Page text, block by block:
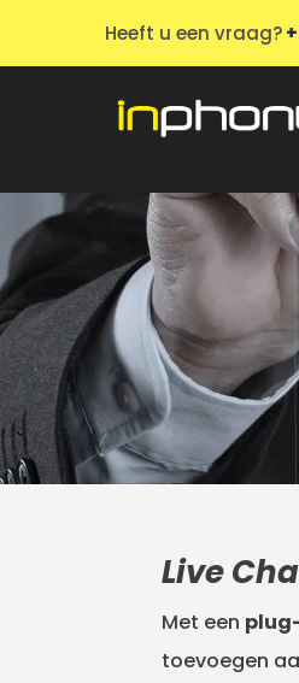
Heeft u een vraag?
Live
Met een
toevoegen